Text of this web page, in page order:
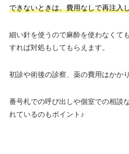
できないときは、費用なしで再注入
細い針を使うので麻酔を使わなくて
すれば対処もしてもらえます。
初診や術後の診察、薬の費用はかか
番号札での呼び出しや個室での相談
れているのもポイント♪